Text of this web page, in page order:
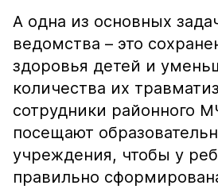
А одна из основных
ведомства – это
здоровья детей и
количества их
сотрудники районного
посещают
учреждения, чтобы у
правильно